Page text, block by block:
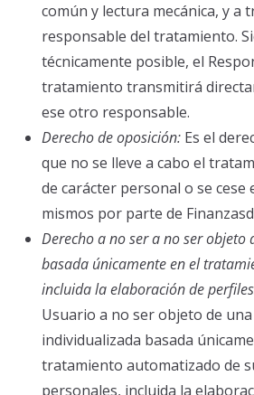
común y lectura mecánica, y a
responsable del tratamiento.
técnicamente posible, el
tratamiento transmitirá
ese otro responsable.
Derecho de oposición: Es el
que no se lleve a cabo el
de carácter personal o se
mismos por parte de
Derecho a no ser a no ser objeto
basada únicamente en el
incluida la elaboración de
Usuario a no ser objeto de
individualizada basada
tratamiento automatizado de
personales, incluida la